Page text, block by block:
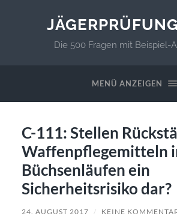
Die 500 Fragen mit Beispiel-
MENÜ ANZEIGEN
C-111: Stellen
Waffenpflegemitteln
Büchsenläufen ein
Sicherheitsrisiko dar?
24. AUGUST 2017 / KEINE